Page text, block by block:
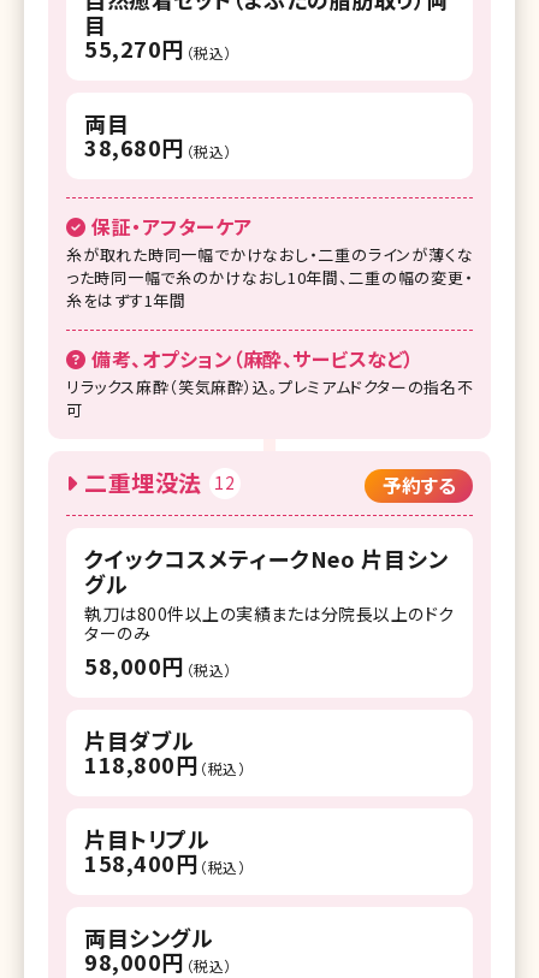
目
55,270円 （税込）
両目
38,680円 （税込）
保証・アフターケア
糸が取れた時同一幅でかけなおし・二重のラインが薄くな
った時同一幅で糸のかけなおし10年間、二重の幅の変更・
糸をはずす1年間
備考、オプション（麻酔、サービスなど）
リラックス麻酔（笑気麻酔）込。プレミアムドクターの指名不
可
二重埋没法 12 予約する
クイックコスメティークNeo 片目シン
グル
執刀は800件以上の実績または分院長以上のドク
ターのみ
58,000円 （税込）
片目ダブル
118,800円 （税込）
片目トリプル
158,400円 （税込）
両目シングル
98,000円 （税込）